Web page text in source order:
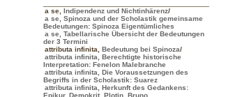
a se Indipendenz und Nichtinhärenz/
a se, Spinoza und der Scholastik gemeinsame
Bedeutungen: Spinoza Eigentümliches
a se, Tabellarische Übersicht der Bedeutungen
der 3 Termini
attributa infinita
Bedeutung bei Spinoza/
attributa infinita, Berechtigte historische
Interpretation: Fenelon Malebranche
attributa infinita, Die Voraussetzungen des
Begriffs in der Scholastik: Suarez
attributa infinita, Herkunft des Gedankens:
Epikur, Demokrit, Plotin, Bruno